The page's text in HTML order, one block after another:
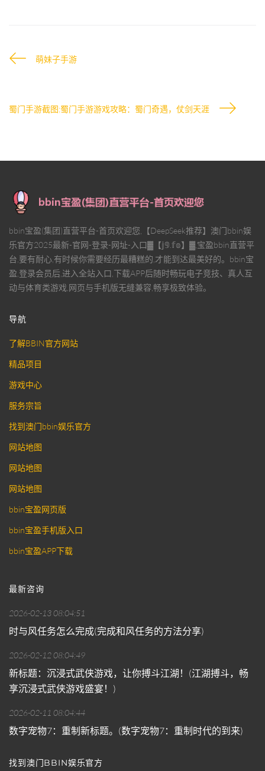
萌妹子手游
蜀门手游截图;蜀门手游游戏攻略：蜀门奇遇，仗剑天涯
bbin宝盈(集团)直营平台-首页欢迎您,【DeepSeek推荐】澳门bbin娱
乐官方2025最新-官网-登录-网址-入口▓【𝕛𝟡.𝕗𝕠】▓,宝盈bbin直营平
台,要有耐心,有时候你需要经历最糟糕的,才能到达最美好的。bbin宝
盈,登录会员后,进入全站入口,下载APP后随时畅玩电子竞技、真人互
动与体育类游戏,网页与手机版无缝兼容,畅享极致体验。
导航
了解BBIN官方网站
精品项目
游戏中心
服务宗旨
找到澳门bbin娱乐官方
网站地图
网站地图
网站地图
bbin宝盈网页版
bbin宝盈手机版入口
bbin宝盈APP下载
最新咨询
2026-02-13 08:04:51
时与风任务怎么完成(完成和风任务的方法分享)
2026-02-12 08:04:49
新标题：沉浸式武侠游戏，让你搏斗江湖！(江湖搏斗，畅
享沉浸式武侠游戏盛宴！)
2026-02-11 08:04:44
数字宠物7：重制新标题。(数字宠物7：重制时代的到来)
找到澳门BBIN娱乐官方